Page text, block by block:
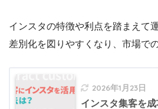
インスタの特徴や利点を踏まえて
差別化を図りやすくなり、市場で
2026年1月23日
インスタ集客を